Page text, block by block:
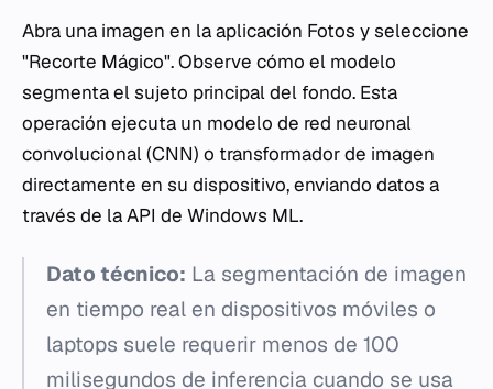
Abra una imagen en la aplicación Fotos y seleccione
"Recorte Mágico". Observe cómo el modelo
segmenta el sujeto principal del fondo. Esta
operación ejecuta un modelo de red neuronal
convolucional (CNN) o transformador de imagen
directamente en su dispositivo, enviando datos a
través de la API de Windows ML.
Dato técnico: La segmentación de imagen
en tiempo real en dispositivos móviles o
laptops suele requerir menos de 100
milisegundos de inferencia cuando se usa